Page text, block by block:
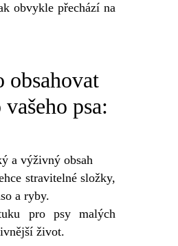
obvykle přechází na
obsahovat
psa:
a výživný obsah
stravitelné složky,
a ryby.
pro psy malých
život.